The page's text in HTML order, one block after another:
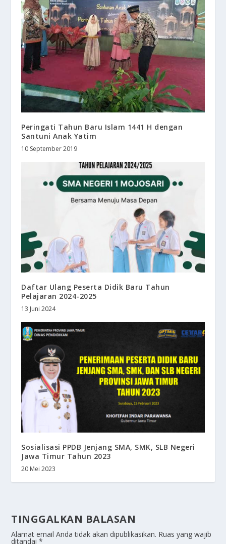
Peringati Tahun Baru Islam 1441 H dengan
Santuni Anak Yatim
10 September 2019
Daftar Ulang Peserta Didik Baru Tahun
Pelajaran 2024-2025
13 Juni 2024
Sosialisasi PPDB Jenjang SMA, SMK, SLB Negeri
Jawa Timur Tahun 2023
20 Mei 2023
TINGGALKAN BALASAN
Alamat email Anda tidak akan dipublikasikan. Ruas yang wajib
ditandai*